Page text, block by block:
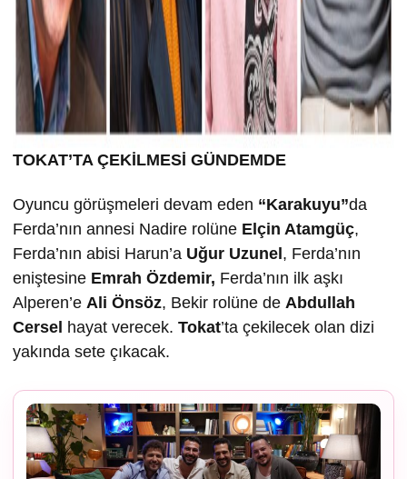
TOKAT’TA ÇEKİLMESİ GÜNDEMDE
Oyuncu görüşmeleri devam eden “Karakuyu”da
Ferda’nın annesi Nadire rolüne Elçin Atamgüç,
Ferda’nın abisi Harun’a Uğur Uzunel , Ferda’nın
eniştesine Emrah Özdemir, Ferda’nın ilk aşkı
Alperen’e Ali Önsöz, Bekir rolüne de Abdullah
Cersel hayat verecek. Tokat’ta çekilecek olan dizi
yakında sete çıkacak.